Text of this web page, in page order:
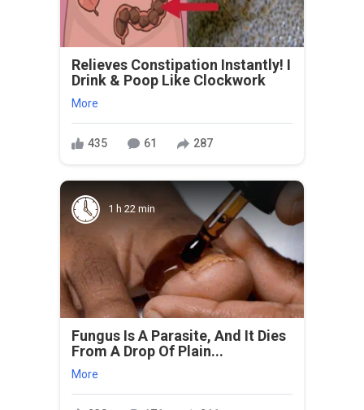
Relieves Constipation Instantly! I
Drink & Poop Like Clockwork
More
435 61 287
1 h 22 min
Fungus Is A Parasite, And It Dies
From A Drop Of Plain...
More